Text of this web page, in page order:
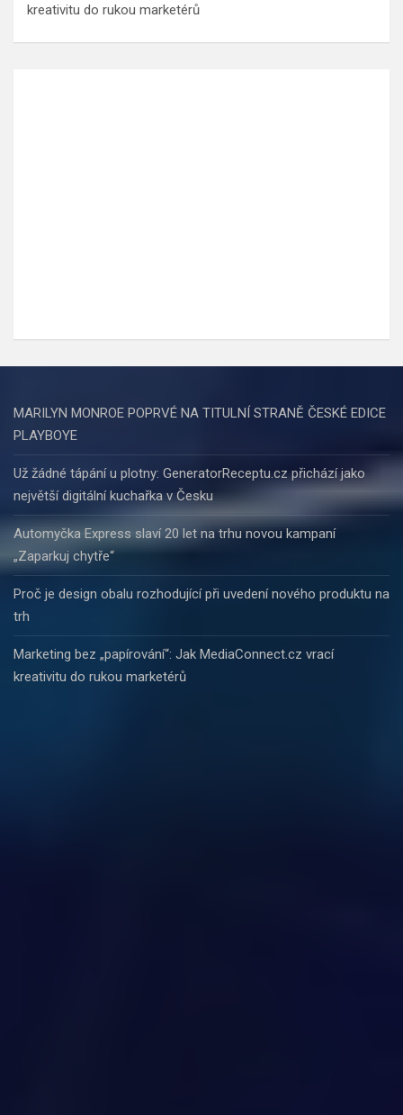
kreativitu do rukou marketérů
MARILYN MONROE POPRVÉ NA TITULNÍ STRANĚ ČESKÉ EDICE
PLAYBOYE
Už žádné tápání u plotny: GeneratorReceptu.cz přichází jako
největší digitální kuchařka v Česku
Automyčka Express slaví 20 let na trhu novou kampaní
„Zaparkuj chytře“
Proč je design obalu rozhodující při uvedení nového produktu na
trh
Marketing bez „papírování“: Jak MediaConnect.cz vrací
kreativitu do rukou marketérů